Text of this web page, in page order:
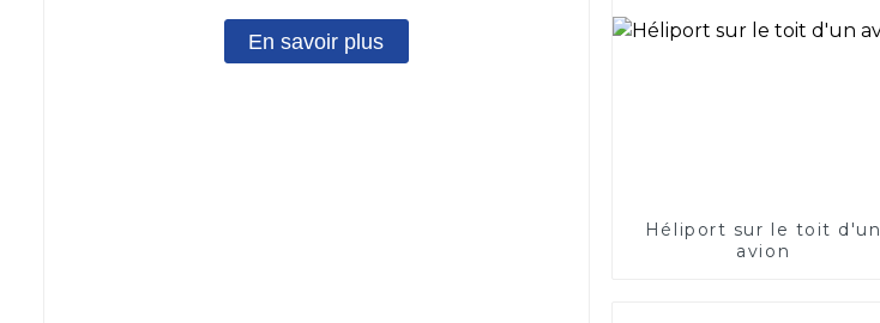
En savoir plus
Héliport sur le toit d'un
avion